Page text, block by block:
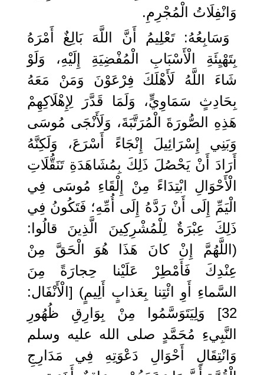
وَانْفِلَاتُ الْمُجْرِمِ.
وَسَابِعُهُ: تَعْلِيمُ أَنَّ اللَّهَ بَالِغٌ أَمْرَهُ
بِتَهْيِئَةِ الْأَسْبَابِ الْمُفْضِيَةِ إِلَيْهِ، وَلَوْ
شَاءَ اللَّهُ لَأَهْلَكَ فِرْعَوْنَ وَمَنْ مَعَهُ
بِحَادِثٍ سَمَاوِيٍّ، وَلَمَا قَدَّرَ لِإِهْلَاكِهِمْ
هَذِهِ الصُّورَةَ الْمُرَتَّبَةَ، وَلَأَنْجَى مُوسَى
وَبَنِي إِسْرَائِيلَ إِنْجَاءً أَسْرَعَ، وَلَكِنَّهُ
أَرَادَ أَنْ يَحْصُلَ ذَلِكَ بِمُشَاهَدَةِ تَنَقُّلَاتِ
الْأَحْوَالِ ابْتِدَاءً مِنْ إِلْقَاءِ مُوسَى فِي
الْيَمِّ إِلَى أَنْ رَدَّهُ إِلَى أُمِّهِ؛ فَتَكُونُ فِي
ذَلِكَ عِبْرَةٌ لِلْمُشْرِكِينَ الَّذِينَ قالُوا:
(اللَّهُمَّ إِنْ كانَ هَذَا هُوَ الْحَقَّ مِنْ
عِنْدِكَ فَأَمْطِرْ عَلَيْنا حِجارَةً مِنَ
السَّماءِ أَوِ ائْتِنا بِعَذابٍ أَلِيمٍ) [الْأَنْفَال:
32] وَلِيَتَوَسَّمُوا مِنْ بِوَارِقِ ظُهُورِ
النَّبِيءِ مُحَمَّدٍ صلى الله عليه وسلم
وَانْتِقَالِ أَحْوَالِ دَعْوَتِهِ فِي مَدَارِجِ